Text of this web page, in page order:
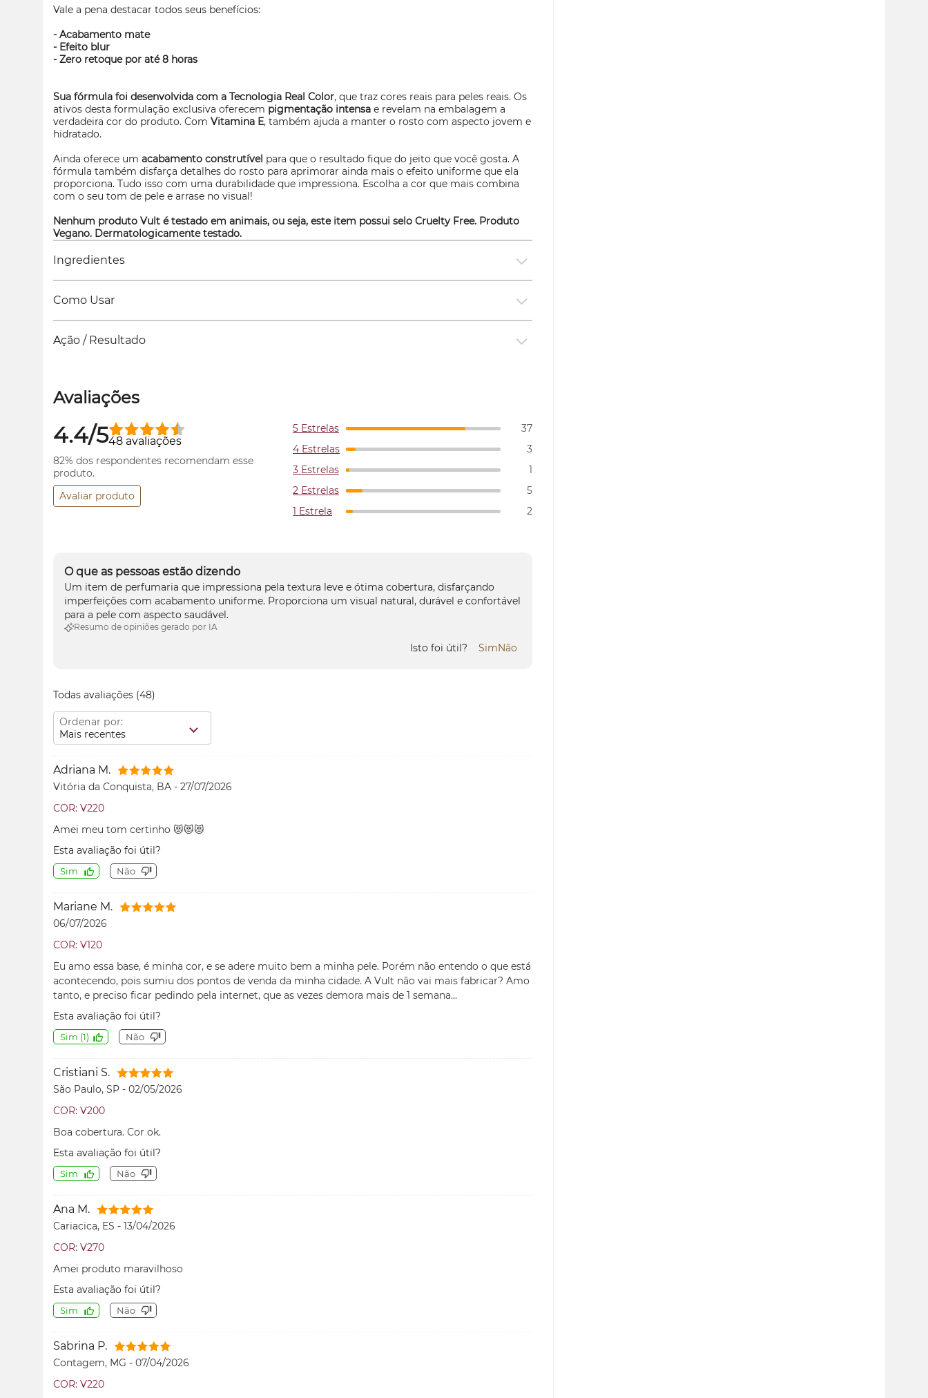
Vale a pena destacar todos seus benefícios:
- Acabamento mate
- Efeito blur
- Zero retoque por até 8 horas
Sua fórmula foi desenvolvida com a Tecnologia Real Color, que traz cores reais para peles reais. Os
ativos desta formulação exclusiva oferecem pigmentação intensa e revelam na embalagem a
verdadeira cor do produto. Com Vitamina E, também ajuda a manter o rosto com aspecto jovem e
hidratado.
Ainda oferece um acabamento construtível para que o resultado fique do jeito que você gosta. A
fórmula também disfarça detalhes do rosto para aprimorar ainda mais o efeito uniforme que ela
proporciona. Tudo isso com uma durabilidade que impressiona. Escolha a cor que mais combina
com o seu tom de pele e arrase no visual!
Nenhum produto Vult é testado em animais, ou seja, este item possui selo Cruelty Free. Produto
Vegano. Dermatologicamente testado.
Ingredientes
Como Usar
Ação / Resultado
Avaliações
4.4/548 avaliações
82% dos respondentes recomendam esse
produto.
Avaliar produto
5 Estrelas
37
4 Estrelas
3
3 Estrelas
1
2 Estrelas
5
1 Estrela
2
O que as pessoas estão dizendo
Um item de perfumaria que impressiona pela textura leve e ótima cobertura, disfarçando
imperfeições com acabamento uniforme. Proporciona um visual natural, durável e confortável
para a pele com aspecto saudável.
Resumo de opiniões gerado por IA
Isto foi útil? SimNão
Todas avaliações (48)
Ordenar por:
Mais recentes
Adriana M.
Vitória da Conquista, BA - 27/07/2026
COR: V220
Amei meu tom certinho 😻😻😻
Esta avaliação foi útil?
Sim Não
Mariane M.
06/07/2026
COR: V120
Eu amo essa base, é minha cor, e se adere muito bem a minha pele. Porém não entendo o que está
acontecendo, pois sumiu dos pontos de venda da minha cidade. A Vult não vai mais fabricar? Amo
tanto, e preciso ficar pedindo pela internet, que as vezes demora mais de 1 semana...
Esta avaliação foi útil?
Sim (1) Não
Cristiani S.
São Paulo, SP - 02/05/2026
COR: V200
Boa cobertura. Cor ok.
Esta avaliação foi útil?
Sim Não
Ana M.
Cariacica, ES - 13/04/2026
COR: V270
Amei produto maravilhoso
Esta avaliação foi útil?
Sim Não
Sabrina P.
Contagem, MG - 07/04/2026
COR: V220